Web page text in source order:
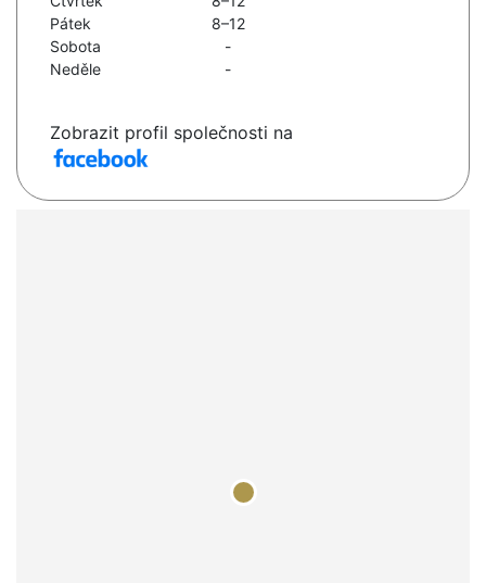
Pátek
8–12
Sobota
-
Neděle
-
Zobrazit profil společnosti na